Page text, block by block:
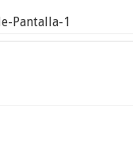
Pantalla-1